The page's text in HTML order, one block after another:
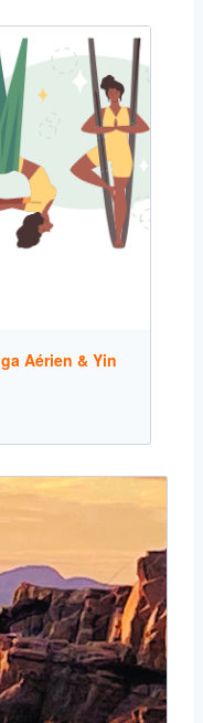
Aérien & Yin